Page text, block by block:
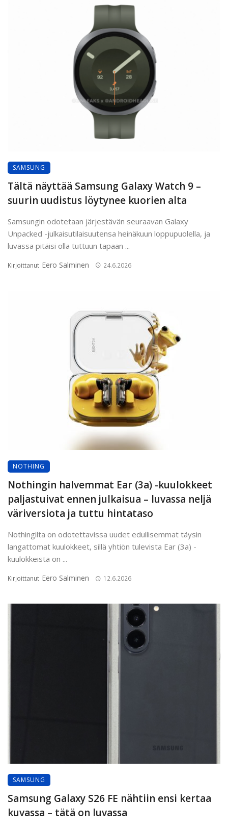
SAMSUNG
Tältä näyttää Samsung Galaxy Watch 9 –
suurin uudistus löytynee kuorien alta
Samsungin odotetaan järjestävän seuraavan Galaxy
Unpacked -julkaisutilaisuutensa heinäkuun loppupuolella, ja
luvassa pitäisi olla tuttuun tapaan ...
Kirjoittanut Eero Salminen 24.6.2026
NOTHING
Nothingin halvemmat Ear (3a) -kuulokkeet
paljastuivat ennen julkaisua – luvassa neljä
väriversiota ja tuttu hintataso
Nothingilta on odotettavissa uudet edullisemmat täysin
langattomat kuulokkeet, sillä yhtiön tulevista Ear (3a) -
kuulokkeista on ...
Kirjoittanut Eero Salminen 12.6.2026
SAMSUNG
Samsung Galaxy S26 FE nähtiin ensi kertaa
kuvassa – tätä on luvassa